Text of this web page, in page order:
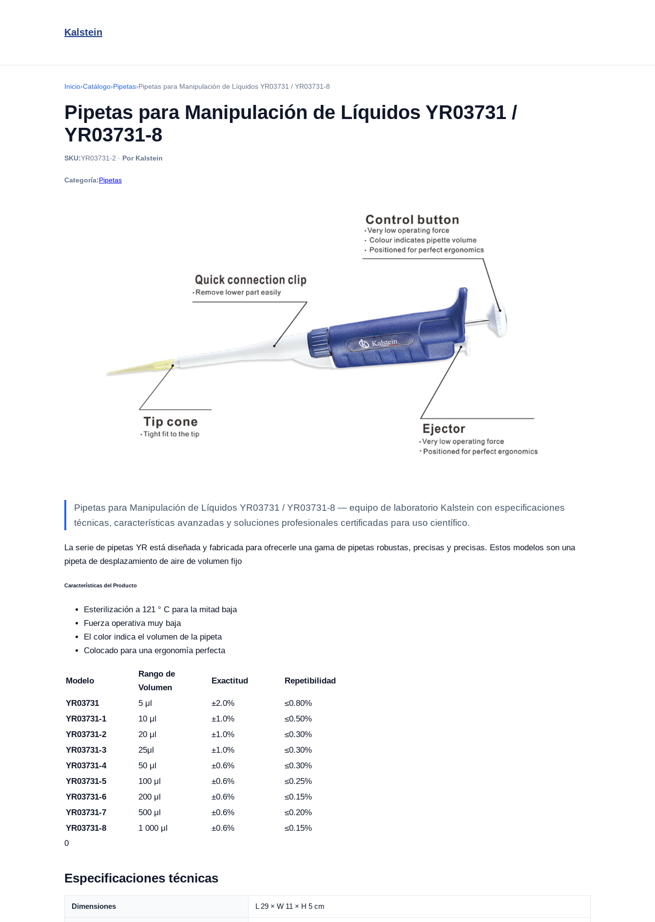
Kalstein
Inicio›Catálogo›Pipetas›Pipetas para Manipulación de Líquidos YR03731 / YR03731-8
Pipetas para Manipulación de Líquidos YR03731 /
YR03731-8
SKU:YR03731-2 · Por Kalstein
Categoría:Pipetas
Pipetas para Manipulación de Líquidos YR03731 / YR03731-8 — equipo de laboratorio Kalstein con especificaciones
técnicas, características avanzadas y soluciones profesionales certificadas para uso científico.
La serie de pipetas YR está diseñada y fabricada para ofrecerle una gama de pipetas robustas, precisas y precisas. Estos modelos son una
pipeta de desplazamiento de aire de volumen fijo
Características del Producto
Esterilización a 121 ° C para la mitad baja
Fuerza operativa muy baja
El color indica el volumen de la pipeta
Colocado para una ergonomía perfecta
Modelo
Rango de
Volumen
Exactitud Repetibilidad
YR03731 5 μl ±2.0%
≤0.80%
YR03731-1
10 μl ±1.0%
≤0.50%
YR03731-2
20 μl ±1.0%
≤0.30%
YR03731-3
25μl ±1.0%
≤0.30%
YR03731-4
50 μl ±0.6%
≤0.30%
YR03731-5
100 μl ±0.6%
≤0.25%
YR03731-6
200 μl ±0.6%
≤0.15%
YR03731-7
500 μl ±0.6%
≤0.20%
YR03731-8
1 000 μl ±0.6%
≤0.15%
0
Especificaciones técnicas
Dimensiones L 29 × W 11 × H 5 cm